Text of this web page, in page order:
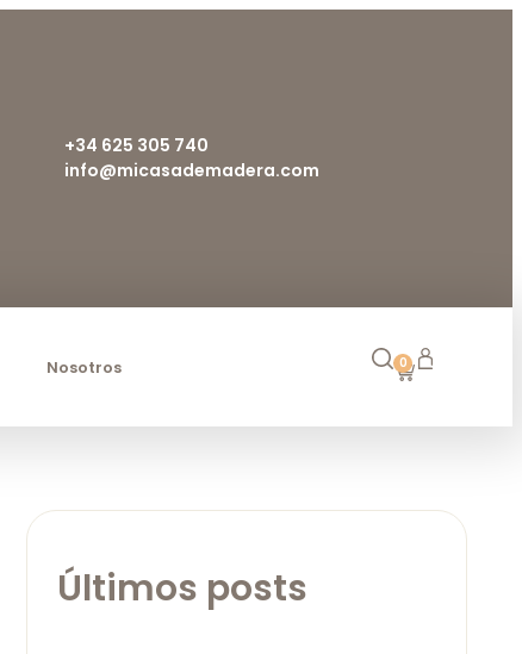
+34 625 305 740
info@micasademadera.com
Nosotros 0
Últimos posts